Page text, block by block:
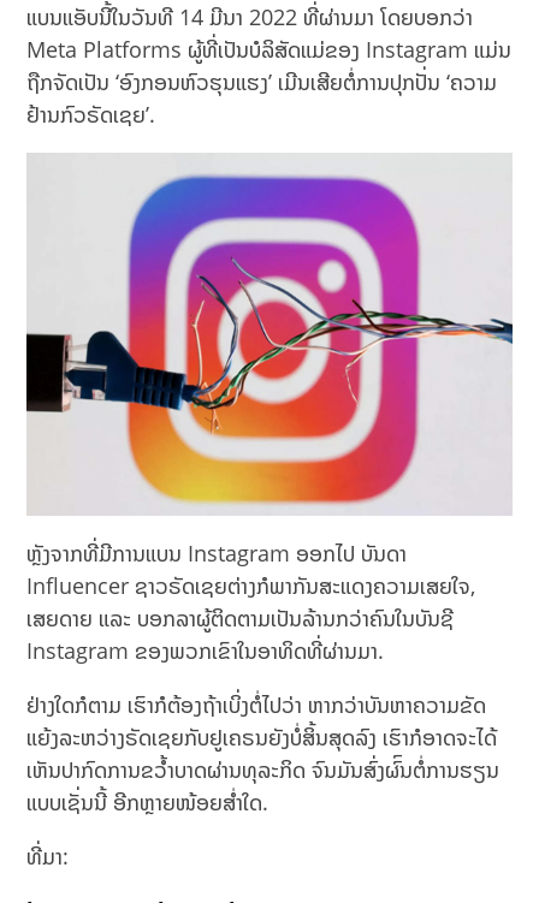
ແບນແອັບນີ້ໃນວັນທີ 14 ມີນາ 2022 ທີ່ຜ່ານມາ ໂດຍບອກວ່າ
Meta Platforms ຜູ້ທີ່ເປັນບໍລິສັດແມ່ຂອງ Instagram ແມ່ນ
ຖືກຈັດເປັນ ‘ອົງກອນຫົວຮຸນແຮງ’ ເມີນເສີຍຕໍ່ການປຸກປັ່ນ ‘ຄວາມ
ຢ້ານກົວຣັດເຊຍ’.
ຫຼັງຈາກທີ່ມີການແບນ Instagram ອອກໄປ ບັນດາ
Influencer ຊາວຣັດເຊຍຕ່າງກໍພາກັນສະແດງຄວາມເສຍໃຈ,
ເສຍດາຍ ແລະ ບອກລາຜູ້ຕິດຕາມເປັນລ້ານກວ່າຄົນໃນບັນຊີ
Instagram ຂອງພວກເຂົາໃນອາທິດທີ່ຜ່ານມາ.
ຢ່າງໃດກໍຕາມ ເຮົາກໍຕ້ອງຖ້າເບິ່ງຕໍ່ໄປວ່າ ຫາກວ່າບັນຫາຄວາມຂັດ
ແຍ້ງລະຫວ່າງຣັດເຊຍກັບຢູເຄຣນຍັງບໍ່ສິ້ນສຸດລົງ ເຮົາກໍອາດຈະໄດ້
ເຫັນປາກົດການຂວ້ຳບາດຜ່ານທຸລະກິດ ຈົນມັນສົ່ງຜົົນຕໍ່ການຮຽນ
ແບບເຊັ່ນນີ້ ອີກຫຼາຍໜ້ອຍສ່ຳໃດ.
ທີ່ມາ: